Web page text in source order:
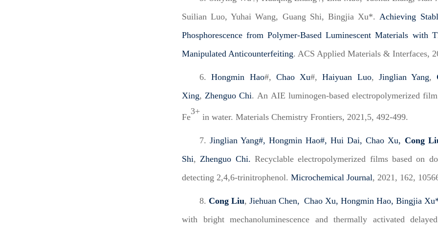
Suilian Luo, Yuhai Wang, Guang Shi, Bingjia Xu*. Achieving
Phosphorescence from Polymer-Based Luminescent Materials
Manipulated Anticounterfeiting. ACS Applied Materials & Interfaces,
6.Hongmin Hao#, Chao Xu#,Haiyuan Luo, Jinglian Yang,
Xing,Zhenguo Chi. An AIE luminogen-based electropolymerized
Fe
3+
in water. Materials Chemistry Frontiers, 2021,5, 492-499.
7.Jinglian Yang#, Hongmin Hao#, Hui Dai, Chao Xu, Cong
Shi, Zhenguo Chi. Recyclable electropolymerized films based on
detecting 2,4,6-trinitrophenol. Microchemical Journal, 2021, 162,
8. Cong Liu, Jiehuan Chen, Chao Xu, Hongmin Hao, Bingjia
with bright mechanoluminescence and thermally activated